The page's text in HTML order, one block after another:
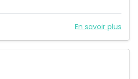
En savoir plus